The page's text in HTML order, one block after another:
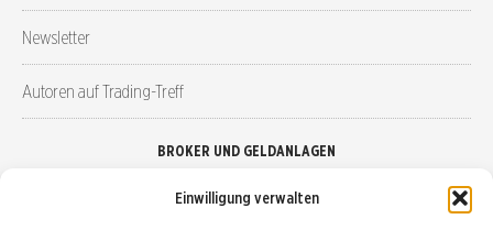
Einwilligung verwalten
Newsletter
Autoren auf Trading-Treff
BROKER UND GELDANLAGEN